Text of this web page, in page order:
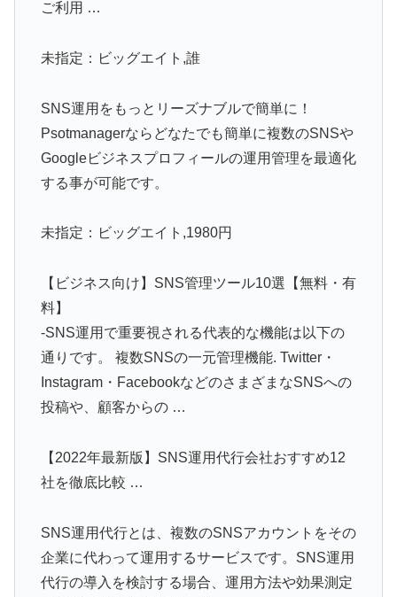
ご利用 …
未指定：ビッグエイト,誰
SNS運用をもっとリーズナブルで簡単に！
Psotmanagerならどなたでも簡単に複数のSNSや
Googleビジネスプロフィールの運用管理を最適化
する事が可能です。
未指定：ビッグエイト,1980円
【ビジネス向け】SNS管理ツール10選【無料・有
料】
-SNS運用で重要視される代表的な機能は以下の
通りです。 複数SNSの一元管理機能. Twitter・
Instagram・FacebookなどのさまざまなSNSへの
投稿や、顧客からの …
【2022年最新版】SNS運用代行会社おすすめ12
社を徹底比較 …
SNS運用代行とは、複数のSNSアカウントをその
企業に代わって運用するサービスです。SNS運用
代行の導入を検討する場合、運用方法や効果測定